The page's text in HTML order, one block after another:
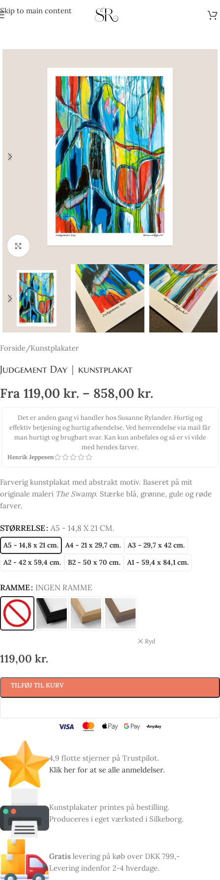
Skip to main content
Click to enlarge
Forside/Kunstplakater
Judgement Day | kunstplakat
Fra 119,00 kr. – 858,00 kr.
er anden gang vi handler hos Susanne Rylander. Hurtig og
betjening og hurtig afsendelse. Ved henvendelse via mail får
hurtigt og brugbart svar. Kan kun anbefales og så er vi vilde
med hendes farver.
Jeppesen
Farverig kunstplakat med abstrakt motiv. Baseret på mit
originale maleri The Swamp. Stærke blå, grønne, gule og røde
farver.
STØRRELSE A5 - 14,8 X 21 CM.
A5 - 14,8 x 21 cm. A4 - 21 x 29,7 cm.
A3 - 29,7 x 42 cm.
A2 - 42 x 59,4 cm.
B2 - 50 x 70 cm. A1 - 59,4 x 84,1 cm.
RAMME INGEN RAMME
Ryd
119,00 kr.
TILFØJ TIL KURV
4,9 flotte stjerner på Trustpilot.
Klik her for at se alle anmeldelser.
Kunstplakater printes på bestilling.
Produceres i eget værksted i Silkeborg.
Gratis levering på køb over DKK 799,-
Levering indenfor 2-4 hverdage.